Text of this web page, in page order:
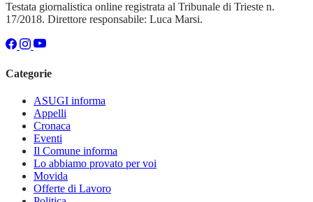
Testata giornalistica online registrata al Tribunale di Trieste n.
17/2018. Direttore responsabile: Luca Marsi.
Categorie
ASUGI informa
Appelli
Cronaca
Eventi
Il Comune informa
Lo abbiamo provato per voi
Movida
Offerte di Lavoro